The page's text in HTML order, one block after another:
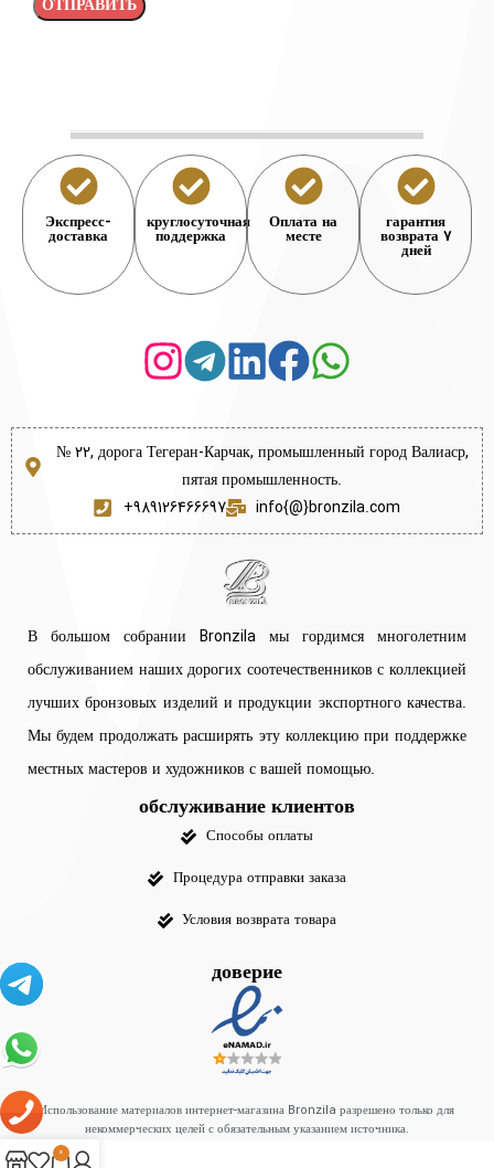
Экспресс-
доставка
круглосуточная
поддержка
Оплата на
месте
гарантия
возврата 7
дней
№ 22, дорога Тегеран-Карчак, промышленный город Валиаср,
пятая промышленность.
+989126466697
info{@}bronzila.com
В большом собрании Bronzila мы гордимся многолетним
обслуживанием наших дорогих соотечественников с коллекцией
лучших бронзовых изделий и продукции экспортного качества.
Мы будем продолжать расширять эту коллекцию при поддержке
местных мастеров и художников с вашей помощью.
обслуживание клиентов
Способы оплаты
Процедура отправки заказа
Условия возврата товара
доверие
Использование материалов интернет-магазина Bronzila разрешено только для
некоммерческих целей с обязательным указанием источника.
0